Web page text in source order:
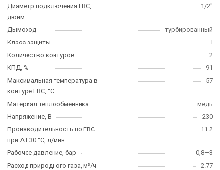
Диаметр подключения ГВС,
дюйм
1/2"
Дымоход
турбированный
Класс защиты
I
Количество контуров
2
КПД, %
91
Максимальная температура в
контуре ГВС, °C
57
Материал теплообменника
медь
Напряжение, В
230
Производительность по ГВС
при ΔT 30 °C, л/мин.
11.2
Рабочее давление, бар
0,8—3
Расход природного газа, м³/ч
2.77